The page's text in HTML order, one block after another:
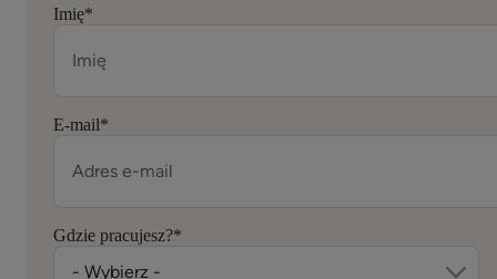
Imię*
E-mail*
Gdzie pracujesz?*